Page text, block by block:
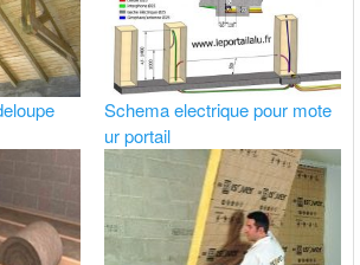
Schema electrique pour mote
ur portail